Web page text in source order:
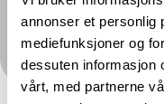
annonser et personlig
mediefunksjoner og
dessuten informasjon
vårt, med partnerne
Toårig utdanning
Data Analyst